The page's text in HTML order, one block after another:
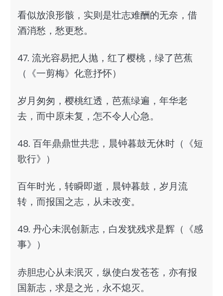
看似放浪形骸，实则是壮志难酬的无奈，借
酒消愁，愁更愁。
47. 流光容易把人抛，红了樱桃，绿了芭蕉
（《一剪梅》化意抒怀）
岁月匆匆，樱桃红透，芭蕉绿遍，年华老
去，而中原未复，怎不令人心急。
48. 百年鼎鼎世共悲，晨钟暮鼓无休时（《短
歌行》）
百年时光，转瞬即逝，晨钟暮鼓，岁月流
转，而报国之志，从未改变。
49. 丹心未泯创新志，白发犹残求是辉（《感
事》）
赤胆忠心从未泯灭，纵使白发苍苍，亦有报
国新志，求是之光，永不熄灭。